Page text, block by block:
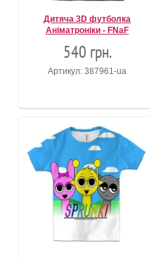
Дитяча 3D футболка
Аніматроніки - FNaF
540 грн.
Артикул: 387961-ua